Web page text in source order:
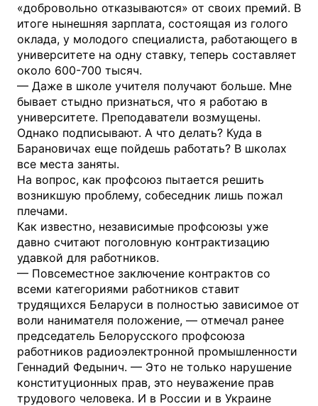
«добровольно отказываются» от своих премий. В
итоге нынешняя зарплата, состоящая из голого
оклада, у молодого специалиста, работающего в
университете на одну ставку, теперь составляет
около 600-700 тысяч.
— Даже в школе учителя получают больше. Мне
бывает стыдно признаться, что я работаю в
университете. Преподаватели возмущены.
Однако подписывают. А что делать? Куда в
Барановичах еще пойдешь работать? В школах
все места заняты.
На вопрос, как профсоюз пытается решить
возникшую проблему, собеседник лишь пожал
плечами.
Как известно, независимые профсоюзы уже
давно считают поголовную контрактизацию
удавкой для работников.
— Повсеместное заключение контрактов со
всеми категориями работников ставит
трудящихся Беларуси в полностью зависимое от
воли нанимателя положение, — отмечал ранее
председатель Белорусского профсоюза
работников радиоэлектронной промышленности
Геннадий Федынич. — Это не только нарушение
конституционных прав, это неуважение прав
трудового человека. И в России и в Украине